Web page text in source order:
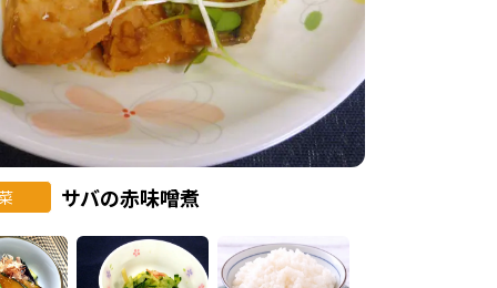
サバの赤味噌煮